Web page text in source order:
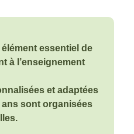
essentiel de
à l’enseignement
et adaptées
ans sont organisées